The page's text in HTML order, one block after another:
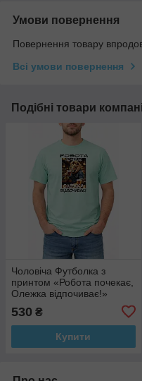
Умови повернення
Повернення товару
Всі умови повернення
Подібні товари
Чоловіча Футболка з
принтом «Робота почекає,
Олежка відпочиває!»
530 ₴
Купити